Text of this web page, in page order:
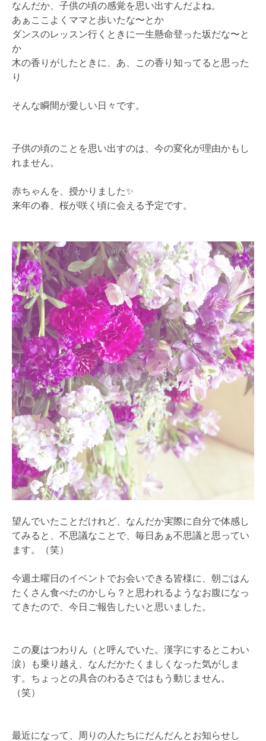
なんだか、子供の頃の感覚を思い出すんだよね。
あぁここよくママと歩いたな〜とか
ダンスのレッスン行くときに一生懸命登った坂だな〜と
か
木の香りがしたときに、あ、この香り知ってると思った
り
そんな瞬間が愛しい日々です。
子供の頃のことを思い出すのは、今の変化が理由かもし
れません。
赤ちゃんを、授かりました✨
来年の春、桜が咲く頃に会える予定です。
望んでいたことだけれど、なんだか実際に自分で体感し
てみると、不思議なことで、毎日あぁ不思議と思ってい
ます。（笑）
今週土曜日のイベントでお会いできる皆様に、朝ごはん
たくさん食べたのかしら？と思われるようなお腹になっ
てきたので、今日ご報告したいと思いました。
この夏はつわりん（と呼んでいた。漢字にするとこわい
涙）も乗り越え、なんだかたくましくなった気がしま
す。ちょっとの具合のわるさではもう動じません。
（笑）
最近になって、周りの人たちにだんだんとお知らせし